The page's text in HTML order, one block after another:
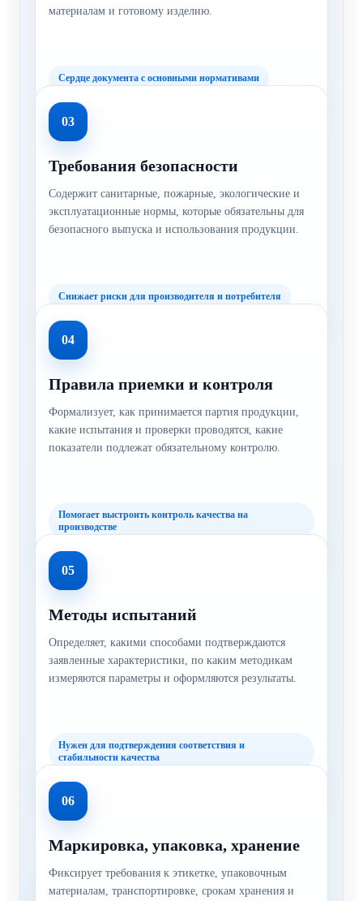
материалам и готовому изделию.
Сердце документа с основными нормативами
03
Требования безопасности
Содержит санитарные, пожарные, экологические и
эксплуатационные нормы, которые обязательны для
безопасного выпуска и использования продукции.
Снижает риски для производителя и потребителя
04
Правила приемки и контроля
Формализует, как принимается партия продукции,
какие испытания и проверки проводятся, какие
показатели подлежат обязательному контролю.
Помогает выстроить контроль качества на
производстве
05
Методы испытаний
Определяет, какими способами подтверждаются
заявленные характеристики, по каким методикам
измеряются параметры и оформляются результаты.
Нужен для подтверждения соответствия и
стабильности качества
06
Маркировка, упаковка, хранение
Фиксирует требования к этикетке, упаковочным
материалам, транспортировке, срокам хранения и